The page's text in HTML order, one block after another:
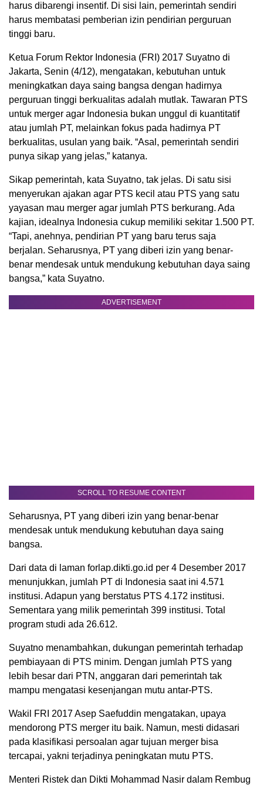
harus dibarengi insentif. Di sisi lain, pemerintah sendiri
harus membatasi pemberian izin pendirian perguruan
tinggi baru.
Ketua Forum Rektor Indonesia (FRI) 2017 Suyatno di
Jakarta, Senin (4/12), mengatakan, kebutuhan untuk
meningkatkan daya saing bangsa dengan hadirnya
perguruan tinggi berkualitas adalah mutlak. Tawaran PTS
untuk merger agar Indonesia bukan unggul di kuantitatif
atau jumlah PT, melainkan fokus pada hadirnya PT
berkualitas, usulan yang baik. “Asal, pemerintah sendiri
punya sikap yang jelas,” katanya.
Sikap pemerintah, kata Suyatno, tak jelas. Di satu sisi
menyerukan ajakan agar PTS kecil atau PTS yang satu
yayasan mau merger agar jumlah PTS berkurang. Ada
kajian, idealnya Indonesia cukup memiliki sekitar 1.500 PT.
“Tapi, anehnya, pendirian PT yang baru terus saja
berjalan. Seharusnya, PT yang diberi izin yang benar-
benar mendesak untuk mendukung kebutuhan daya saing
bangsa,” kata Suyatno.
ADVERTISEMENT
SCROLL TO RESUME CONTENT
Seharusnya, PT yang diberi izin yang benar-benar
mendesak untuk mendukung kebutuhan daya saing
bangsa.
Dari data di laman forlap.dikti.go.id per 4 Desember 2017
menunjukkan, jumlah PT di Indonesia saat ini 4.571
institusi. Adapun yang berstatus PTS 4.172 institusi.
Sementara yang milik pemerintah 399 institusi. Total
program studi ada 26.612.
Suyatno menambahkan, dukungan pemerintah terhadap
pembiayaan di PTS minim. Dengan jumlah PTS yang
lebih besar dari PTN, anggaran dari pemerintah tak
mampu mengatasi kesenjangan mutu antar-PTS.
Wakil FRI 2017 Asep Saefuddin mengatakan, upaya
mendorong PTS merger itu baik. Namun, mesti didasari
pada klasifikasi persoalan agar tujuan merger bisa
tercapai, yakni terjadinya peningkatan mutu PTS.
Menteri Ristek dan Dikti Mohammad Nasir dalam Rembug